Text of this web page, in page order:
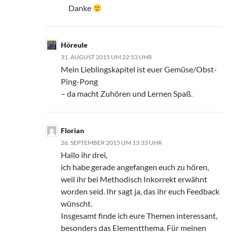
Danke
Höreule
31. AUGUST 2015 UM 22:53 UHR
Mein Lieblingskapitel ist euer Gemüse/Obst-
Ping-Pong
– da macht Zuhören und Lernen Spaß.
Florian
26. SEPTEMBER 2015 UM 13:33 UHR
Hallo ihr drei,
ich habe gerade angefangen euch zu hören,
weil ihr bei Methodisch Inkorrekt erwähnt
worden seid. Ihr sagt ja, das ihr euch Feedback
wünscht.
Insgesamt finde ich eure Themen interessant,
besonders das Elementthema. Für meinen